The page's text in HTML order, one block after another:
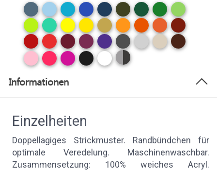
Informationen
Einzelheiten
Doppellagiges Strickmuster. Randbündchen für
optimale Veredelung. Maschinenwaschbar.
Zusammensetzung: 100% weiches Acryl.